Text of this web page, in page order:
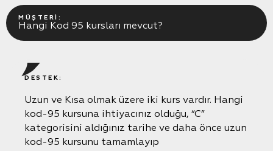
Litvanya’dan Polonya KOD95’e Geçiş Eğitimi
MÜŞTERI:
Hangi Kod 95 kursları mevcut?
DESTEK:
Uzun ve Kısa olmak üzere iki kurs vardır. Hangi
kod-95 kursuna ihtiyacınız olduğu, “C”
kategorisini aldığınız tarihe ve daha önce uzun
kod-95 kursunu tamamlayıp